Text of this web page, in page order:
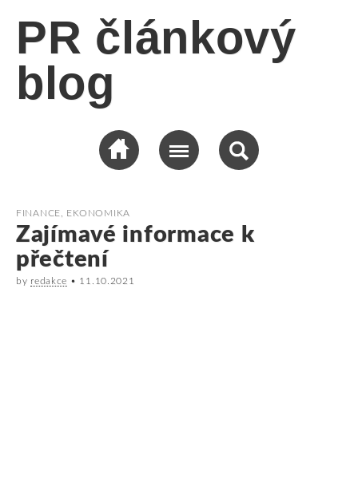
PR článkový
blog
FINANCE, EKONOMIKA
Zajímavé informace k
přečtení
by redakce • 11.10.2021